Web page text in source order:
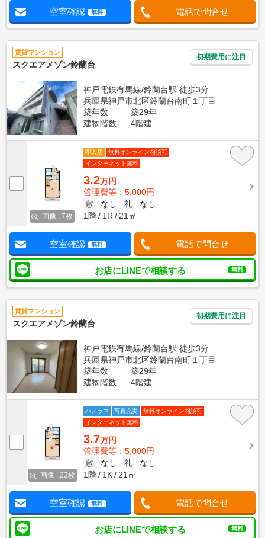
空室確認 無料 電話で問合せ
賃貸マンション
スクエアメゾン鈴蘭台
初期費用に注目
神戸電鉄有馬線/鈴蘭台駅 徒歩3分
兵庫県神戸市北区鈴蘭台南町１丁目
築年数
築29年
建物階数
4階建
画像 : 7枚
即入居
無料オンライン相談可
インターネット無料
3.2万円
管理費等：5,000円
敷
なし 礼
なし
1階
1R 21㎡
空室確認 無料 電話で問合せ
お店にLINEで相談する 無料
賃貸マンション
スクエアメゾン鈴蘭台
初期費用に注目
神戸電鉄有馬線/鈴蘭台駅 徒歩3分
兵庫県神戸市北区鈴蘭台南町１丁目
築年数
築29年
建物階数
4階建
画像 : 23枚
パノラマ 写真充実
無料オンライン相談可
インターネット無料
3.7万円
管理費等：5,000円
敷
なし 礼
なし
1階
1K 21㎡
空室確認 無料 電話で問合せ
お店にLINEで相談する 無料